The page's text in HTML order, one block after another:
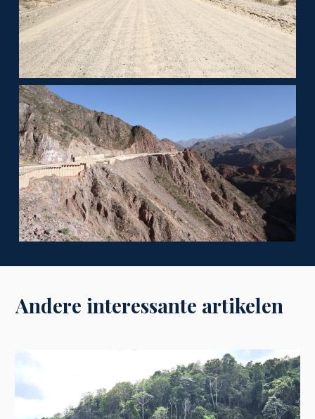
Andere interessante artikelen